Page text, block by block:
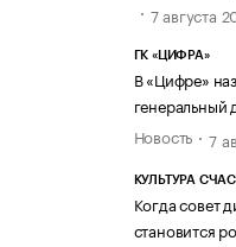
7 августа
ГК «ЦИФРА»
В «Цифре»
генеральный
Новость
7
КУЛЬТУРА
Когда совет
становится